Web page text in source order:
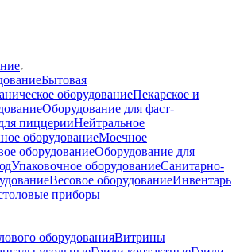
Бытовая
оборудованиеПекарское и
Оборудование для фаст-
пиццерииНейтральное
оборудованиеМоечное
оборудованиеОборудование для
Упаковочное оборудованиеСанитарно-
Весовое оборудованиеИнвентарь
приборы
оборудованияВитрины